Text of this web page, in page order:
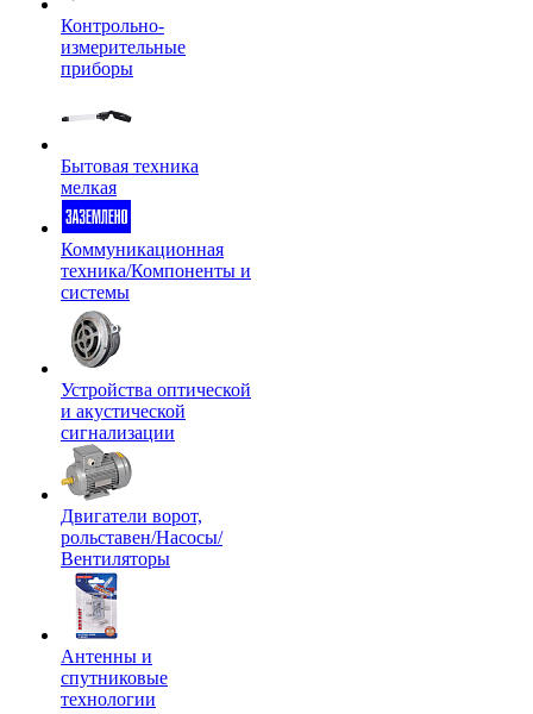
Контрольно-
измерительные
приборы
Бытовая техника
мелкая
Коммуникационная
техника/Компоненты и
системы
Устройства оптической
и акустической
сигнализации
Двигатели ворот,
рольставен/Насосы/
Вентиляторы
Антенны и
спутниковые
технологии